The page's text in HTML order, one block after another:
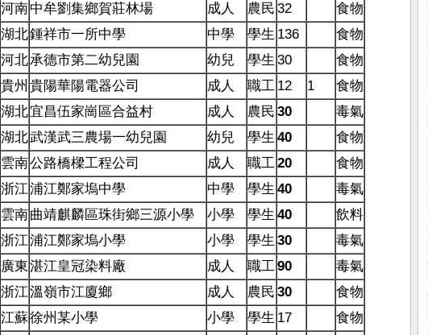
河南中牟劉集鄉賀莊林場 成人 農民 32
食物
湖北鍾祥市一所中學 中學 學生 136
食物
河北承德市第二幼兒園 幼兒 學生 30
食物
貴州 貴陽華陽電器公司 成人 職工 12 1
食物
湖北宜昌伍家崗區合益村 成人 農民 30
毒氣
湖北武漢武三農場一幼兒園 幼兒 學生 40
食物
雲南公路橋樑工程公司 成人 職工20
食物
浙江浦江鄭家塢中學 中學 學生 40
毒氣
雲南曲靖麒麟區珠街鄉三源小學 小學 學生 40
飲料
浙江浦江鄭家塢小學 小學 學生 30
毒氣
廣東湛江皇冠染料廠 成人 職工90
毒氣
浙江溫嶺市江廈鄉 成人 農民 30
食物
江蘇徐州某小學 小學 學生 17
食物